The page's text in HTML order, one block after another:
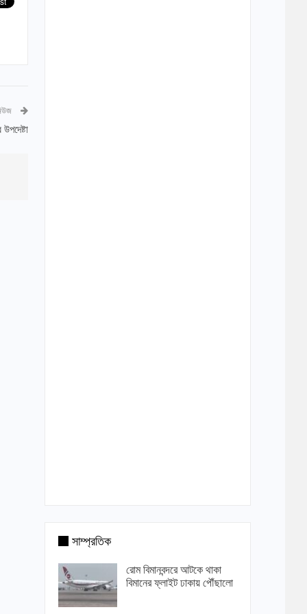
সাম্প্রতিক
রোম বিমানবন্দরে আটকে থাকা
বিমানের ফ্লাইট ঢাকায় পৌঁছালো